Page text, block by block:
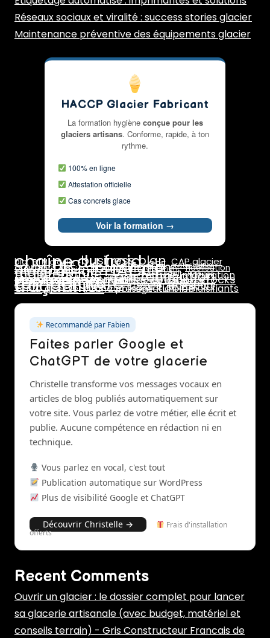
Réseaux sociaux et viralité : success stories glacier
Maintenance préventive des équipements glacier
HACCP Glacier Fabricant
La formation hygiène conçue pour les
glaciers artisans. Conforme, rapide, à ton
rythme.
100% en ligne
Attestation officielle
Cas concrets glace
Voir la formation →
bio BTM glacier business plan CAP glacier
chaîne du froid CPF cristallisation
crème DLC dosage emplacement fidélisation
formation glacier formulation
glace au lait HACCP lait livraison
maintenance marchés marge maturation
pannes pasteurisateur pasteurisation
prix de vente rentabilité rotation stocks
réseaux sociaux saisonnalité stab stabilisant
stabilisants stabilisateur sucres surgélation
température texture transport
traçabilité turbinage turbine
vente directe vitrine présentation émulsifiants
Recommandé par Fabien
Faites parler Google et
ChatGPT de votre glacerie
Christelle transforme vos messages vocaux en
articles de blog publiés automatiquement sur
votre site. Vous parlez de votre métier, elle écrit et
publie. Aucune compétence en rédaction ni en
technique.
Vous parlez en vocal, c'est tout
Publication automatique sur WordPress
Plus de visibilité Google et ChatGPT
Découvrir Christelle → Frais d'installation
offerts
Recent Comments
Ouvrir un glacier : le dossier complet pour lancer
sa glacerie artisanale (avec budget, matériel et
conseils terrain) - Gris Constructeur Francais de